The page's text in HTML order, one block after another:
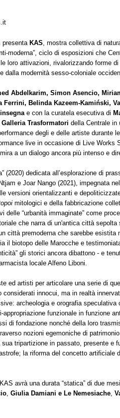
presenta KAS, mostra collettiva di
moderna”, ciclo di esposizioni che
loro attivazioni, rivalorizzando forme
dalla modernità sesso-coloniale
Abdelkarim, Simon Asencio,
Ferrini, Belinda Kazeem-Kamiński,
e con la curatela esecutiva di
Galleria Trasformatori della Centrale in
degli e delle artiste durante
live in occasione di Live Works
a un dialogo ancora più intenso e
(2020) dedicata all’esplorazione di
e Joar Nango (2021), impegnata
versioni orientalizzanti e
mitologici e della fabbricazione
delle “urbanità immaginate” come
che narra di un'antica città sepolta
città premoderna che sarebbe esistita
il biotopo delle Marocche e
gli storici ancora dibattono - e
locale Alfeno Liboni.
ed artisti per articolare una serie di
innocui, ma in realtà
archeologia e orografia speculativa
funzionale in funzione
di fondazione nonché della loro
nozioni egemoniche di
tripartizione in passato, presente e
la riforma del concetto artificiale
avrà una durata “statica” di due
, Giulia Damiani e Le Nemesiache,